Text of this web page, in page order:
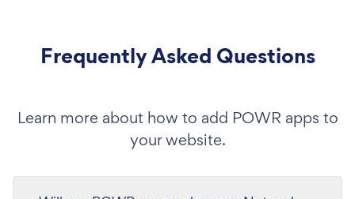
Frequently Asked Questions
Learn more about how to add POWR apps to
your website.